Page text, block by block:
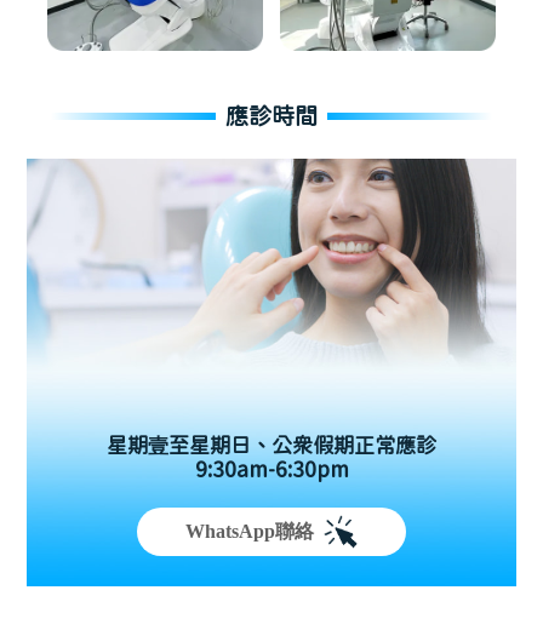
應診時間
星期壹至星期日、公眾假期正常應診
9:30am-6:30pm
WhatsApp聯絡